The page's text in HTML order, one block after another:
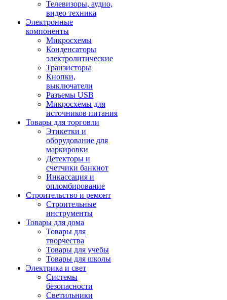
Телевизоры, аудио,
видео техника
Электронные
компоненты
Микросхемы
Конденсаторы
электролитические
Транзисторы
Кнопки,
выключатели
Разъемы USB
Микросхемы для
источников питания
Товары для торговли
Этикетки и
оборудование для
маркировки
Детекторы и
счетчики банкнот
Инкассация и
опломбирование
Строительство и ремонт
Строительные
инструменты
Товары для дома
Товары для
творчества
Товары для учебы
Товары для школы
Электрика и свет
Системы
безопасности
Светильники